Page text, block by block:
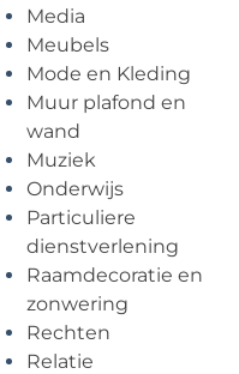
Media
Meubels
Mode en Kleding
Muur plafond en
wand
Muziek
Onderwijs
Particuliere
dienstverlening
Raamdecoratie en
zonwering
Rechten
Relatie